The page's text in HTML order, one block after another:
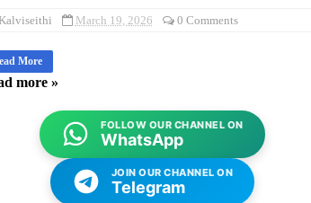
March 19, 2026 0 Comments
More
more »
FOLLOW OUR CHANNEL ON
WhatsApp
JOIN OUR CHANNEL ON
Telegram